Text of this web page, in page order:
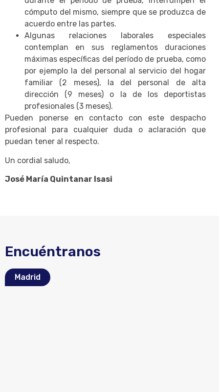
cómputo del mismo, siempre que se produzca de
acuerdo entre las partes.
Algunas relaciones laborales especiales
contemplan en sus reglamentos duraciones
máximas específicas del período de prueba, como
por ejemplo la del personal al servicio del hogar
familiar (2 meses), la del personal de alta
dirección (9 meses) o la de los deportistas
profesionales (3 meses).
Pueden ponerse en contacto con este despacho
profesional para cualquier duda o aclaración que
puedan tener al respecto.
Un cordial saludo,
José María Quintanar Isasi
Encuéntranos
Madrid